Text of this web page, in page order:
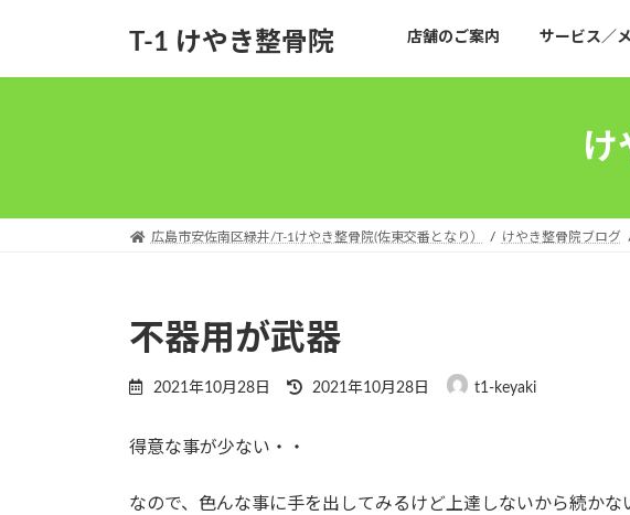
T-1 けやき整骨院 店舗のご案内 サービス／
け
広島市安佐南区緑井/T-1けやき整骨院(佐東交番となり） けやき整骨院ブログ
不器用が武器
2021年10月28日
最
時
2021年10月28日 t1-keyaki
得意な事が少ない・・
なので、色んな事に手を出してみるけど上達しないから続かな